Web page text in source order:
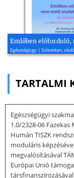
Emlőben előforduló,
Egészségügy | Szövettan,
TARTALMI
Egészségügyi
1.0/2328-06
Humán TISZK
moduláris
megvalósításával
Európai Unió